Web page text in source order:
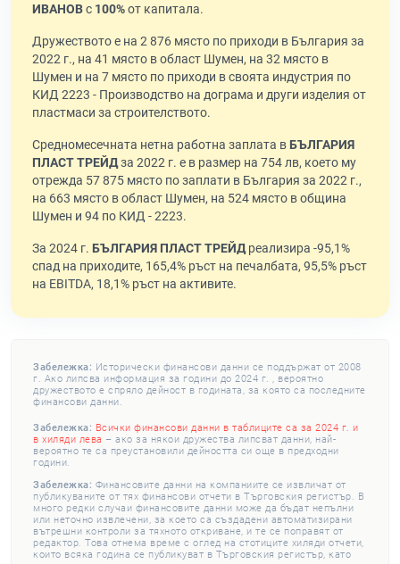
ИВАНОВс 100%от капитала.
Дружеството е на 2 876 място по приходи в България за
2022 г., на 41 място в област Шумен, на 32 място в
Шумен и на 7 място по приходи в своята индустрия по
КИД 2223 - Производство на дограма и други изделия от
пластмаси за строителството.
Средномесечната нетна работна заплата вБЪЛГАРИЯ
ПЛАСТ ТРЕЙДза 2022 г. е в размер на 754 лв, което му
отрежда 57 875 място по заплати в България за 2022 г.,
на 663 място в област Шумен, на 524 място в община
Шумен и 94 по КИД - 2223.
За 2024 г. БЪЛГАРИЯ ПЛАСТ ТРЕЙДреализира -95,1%
спад на приходите, 165,4% ръст на печалбата, 95,5% ръст
на EBITDA, 18,1% ръст на активите.
Забележка: Исторически финансови данни се поддържат от 2008
г. Ако липсва информация за години до 2024 г. , вероятно
дружеството е спряло дейност в годината, за която са последните
финансови данни.
Забележка: Всички финансови данни в таблиците са за 2024 г. и
в хиляди лева – ако за някои дружества липсват данни, най-
вероятно те са преустановили дейността си още в предходни
години.
Забележка: Финансовите данни на компаниите се извличат от
публикуваните от тях финансови отчети в Търговския регистър. В
много редки случаи финансовите данни може да бъдат непълни
или неточно извлечени, за което са създадени автоматизирани
вътрешни контроли за тяхното откриване, и те се поправят от
редактор. Това отнема време с оглед на стотиците хиляди отчети,
които всяка година се публикуват в Търговския регистър, като